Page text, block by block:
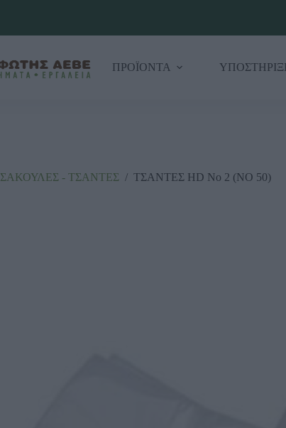
ΠΡΟΪΟΝΤΑ
ΣΑΚΟΥΛΕΣ - ΤΣΑΝΤΕΣ / ΤΣΑΝΤΕΣ HD Νο 2 (ΝΟ 50)